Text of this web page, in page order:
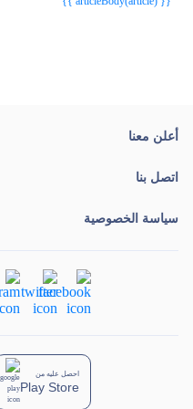
أعلن معنا
اتصل بنا
سياسة الخصوصية
احصل عليه من
Play Store